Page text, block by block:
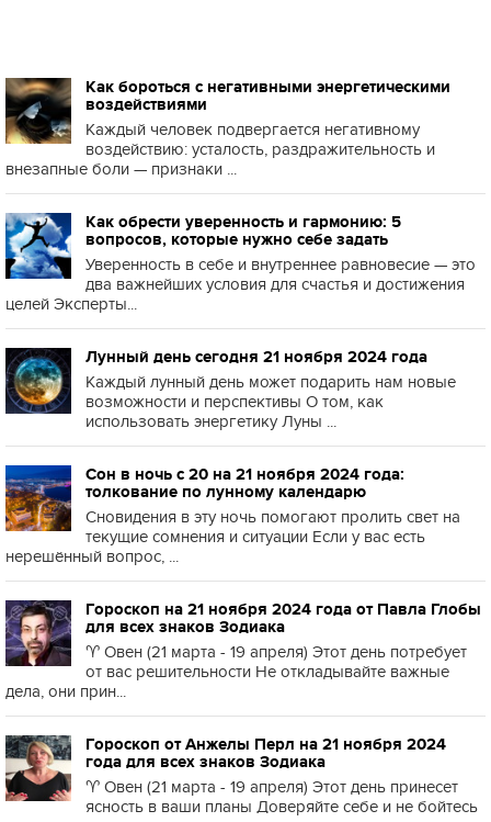
Как бороться с негативными энергетическими
воздействиями
Каждый человек подвергается негативному
воздействию: усталость, раздражительность и
внезапные боли — признаки ...
Как обрести уверенность и гармонию: 5
вопросов, которые нужно себе задать
Уверенность в себе и внутреннее равновесие — это
два важнейших условия для счастья и достижения
целей Эксперты...
Лунный день сегодня 21 ноября 2024 года
Каждый лунный день может подарить нам новые
возможности и перспективы О том, как
использовать энергетику Луны ...
Сон в ночь с 20 на 21 ноября 2024 года:
толкование по лунному календарю
Сновидения в эту ночь помогают пролить свет на
текущие сомнения и ситуации Если у вас есть
нерешённый вопрос, ...
Гороскоп на 21 ноября 2024 года от Павла Глобы
для всех знаков Зодиака
♈️ Овен (21 марта - 19 апреля) Этот день потребует
от вас решительности Не откладывайте важные
дела, они прин...
Гороскоп от Анжелы Перл на 21 ноября 2024
года для всех знаков Зодиака
♈️ Овен (21 марта - 19 апреля) Этот день принесет
ясность в ваши планы Доверяйте себе и не бойтесь